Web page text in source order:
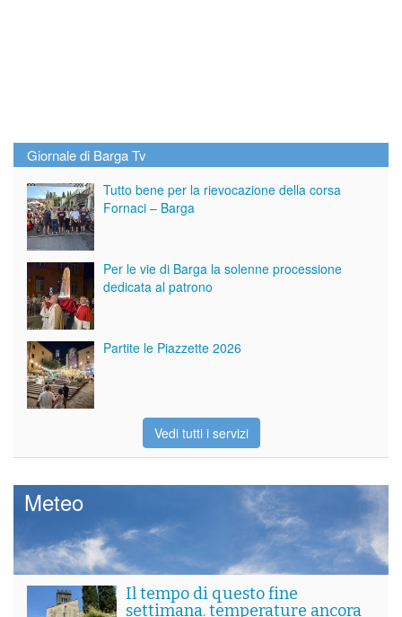
Giornale di Barga Tv
Tutto bene per la rievocazione della corsa
Fornaci – Barga
Per le vie di Barga la solenne processione
dedicata al patrono
Partite le Piazzette 2026
Vedi tutti i servizi
Meteo
Il tempo di questo fine
settimana. temperature ancora